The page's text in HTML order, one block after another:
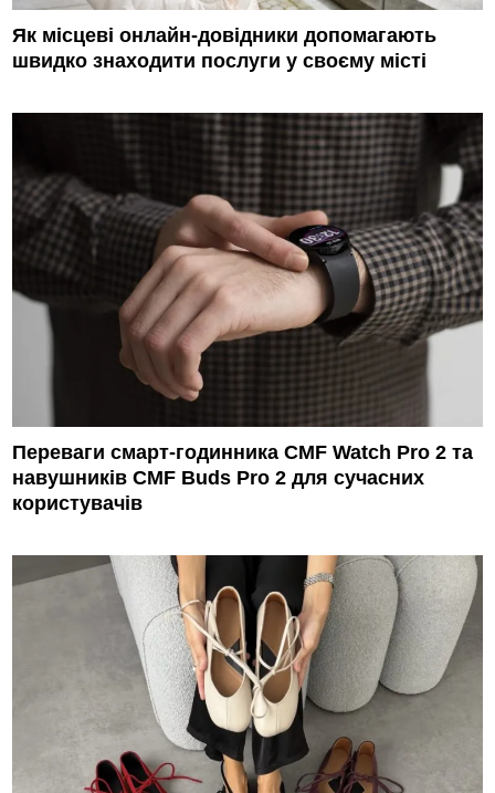
Як місцеві онлайн-довідники допомагають
швидко знаходити послуги у своєму місті
Переваги смарт-годинника CMF Watch Pro 2 та
навушників CMF Buds Pro 2 для сучасних
користувачів